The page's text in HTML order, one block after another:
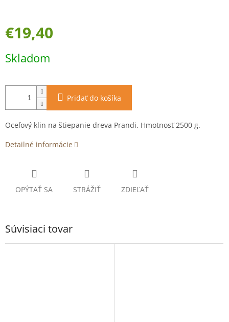
€19,40
cena:
Skladom
Pridať do košíka
Oceľový klin na štiepanie dreva Prandi. Hmotnosť 2500 g.
Detailné informácie
OPÝTAŤ SA STRÁŽIŤ ZDIEĽAŤ
Súvisiaci tovar